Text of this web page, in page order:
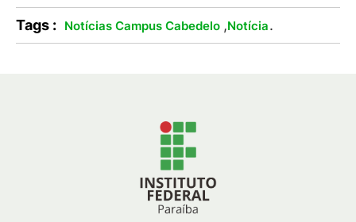
Tags : Notícias Campus Cabedelo ,Notícia.